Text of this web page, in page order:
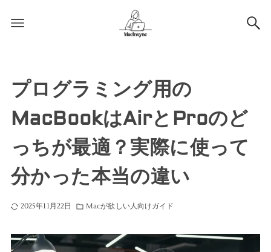
プログラミング用の
MacBookはAirとProのど
っちが最適？実際に使って
分かった本当の違い
2025年11月22日 Macが欲しい人向けガイド